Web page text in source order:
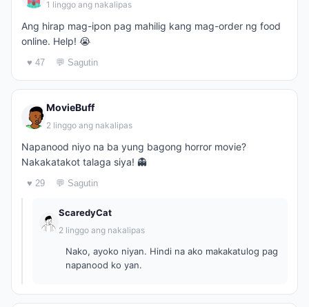
1 linggo ang nakalipas
Ang hirap mag-ipon pag mahilig kang mag-order ng food
online. Help! 😭
♥ 47 💬 Sagutin
MovieBuff
2 linggo ang nakalipas
Napanood niyo na ba yung bagong horror movie?
Nakakatakot talaga siya! 👻
♥ 29 💬 Sagutin
ScaredyCat
2 linggo ang nakalipas
Nako, ayoko niyan. Hindi na ako makakatulog pag
napanood ko yan.